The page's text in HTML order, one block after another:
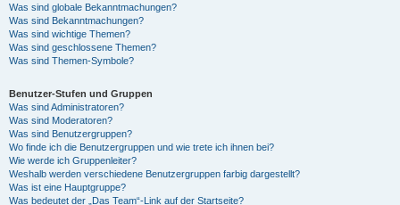
Was sind globale Bekanntmachungen?
Was sind Bekanntmachungen?
Was sind wichtige Themen?
Was sind geschlossene Themen?
Was sind Themen-Symbole?
Benutzer-Stufen und Gruppen
Was sind Administratoren?
Was sind Moderatoren?
Was sind Benutzergruppen?
Wo finde ich die Benutzergruppen und wie trete ich ihnen bei?
Wie werde ich Gruppenleiter?
Weshalb werden verschiedene Benutzergruppen farbig dargestellt?
Was ist eine Hauptgruppe?
Was bedeutet der „Das Team“-Link auf der Startseite?